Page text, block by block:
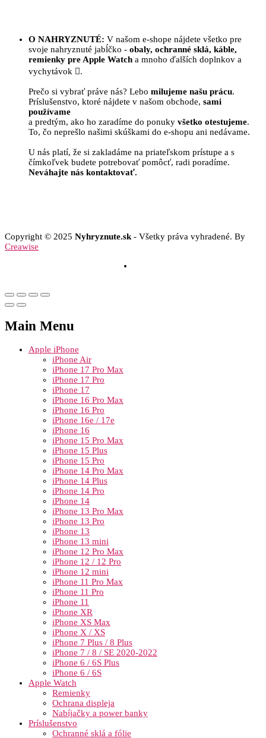
O NAHRYZNUTÉ: V našom e-shope nájdete všetko pre
svoje nahryznuté jabĺčko - obaly, ochranné sklá, káble,
remienky pre Apple Watch a mnoho ďalších doplnkov a
vychytávok .
Prečo si vybrať práve nás? Lebo milujeme našu prácu.
Príslušenstvo, ktoré nájdete v našom obchode, sami
používame
a predtým, ako ho zaradíme do ponuky všetko otestujeme.
To, čo neprešlo našimi skúškami do e-shopu ani nedávame.
U nás platí, že si zakladáme na priateľskom prístupe a s
čímkoľvek budete potrebovať pomôcť, radi poradíme.
Neváhajte nás kontaktovať.
Copyright © 2025 Nyhryznute.sk - Všetky práva vyhradené. By
Creawise
Main Menu
Apple iPhone
iPhone Air
iPhone 17 Pro Max
iPhone 17 Pro
iPhone 17
iPhone 16 Pro Max
iPhone 16 Pro
iPhone 16e / 17e
iPhone 16
iPhone 15 Pro Max
iPhone 15 Plus
iPhone 15 Pro
iPhone 14 Pro Max
iPhone 14 Plus
iPhone 14 Pro
iPhone 14
iPhone 13 Pro Max
iPhone 13 Pro
iPhone 13
iPhone 13 mini
iPhone 12 Pro Max
iPhone 12 / 12 Pro
iPhone 12 mini
iPhone 11 Pro Max
iPhone 11 Pro
iPhone 11
iPhone XR
iPhone XS Max
iPhone X / XS
iPhone 7 Plus / 8 Plus
iPhone 7 / 8 / SE 2020-2022
iPhone 6 / 6S Plus
iPhone 6 / 6S
Apple Watch
Remienky
Ochrana displeja
Nabíjačky a power banky
Príslušenstvo
Ochranné sklá a fólie